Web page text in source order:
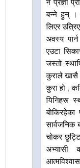
नै प्रज्ञा
बन्ने हुन् ।
लिएर
अवस्य
एउटा
जस्तो
कुराले खासै
कुरा हो ,
यिनिहरू
सार्वजनिक
चोकर
अभ्यासी